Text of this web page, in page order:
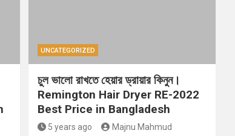
UNCATEGORIZED
চুল ভালো রাখতে হেয়ার ড্রায়ার কিনুন।
Remington Hair Dryer RE-2022
Best Price in Bangladesh
5 years ago Majnu Mahmud